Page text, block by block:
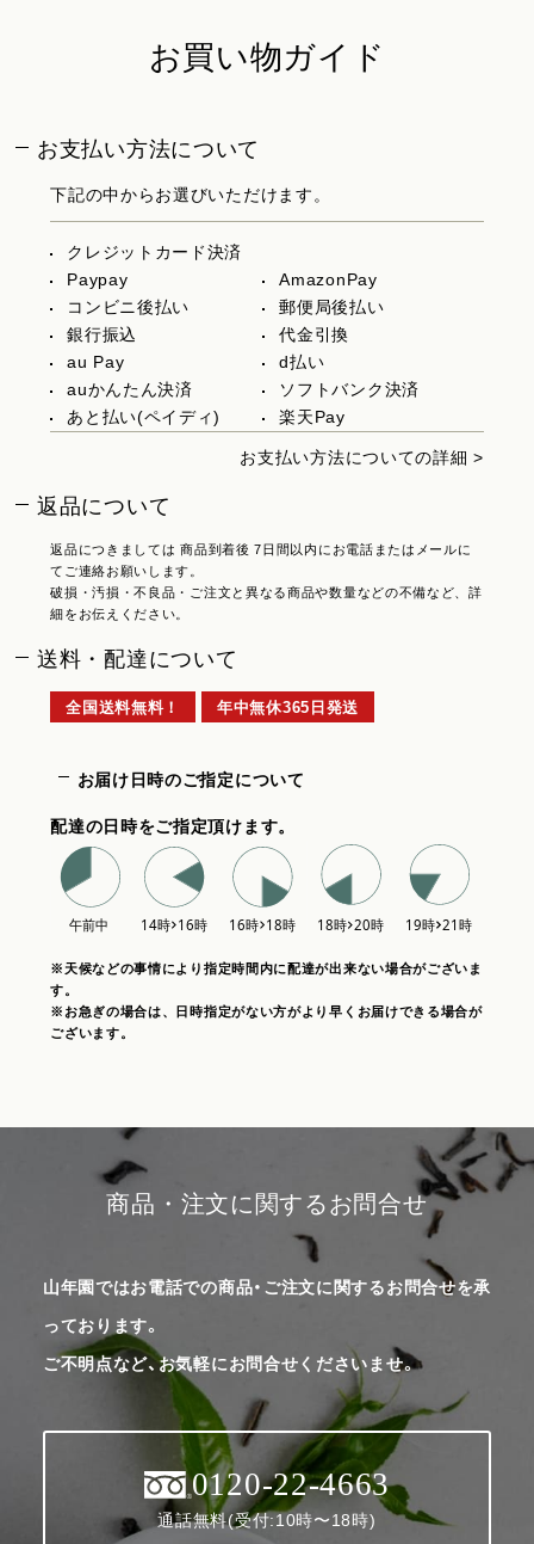
お買い物ガイド
お支払い方法について
下記の中からお選びいただけます。
クレジットカード決済
Paypay
AmazonPay
コンビニ後払い
郵便局後払い
銀行振込
代金引換
au Pay
d払い
auかんたん決済
ソフトバンク決済
あと払い(ペイディ)
楽天Pay
お支払い方法についての詳細 >
返品について
返品につきましては 商品到着後 7日間以内にお電話またはメールに
てご連絡お願いします。
破損・汚損・不良品・ご注文と異なる商品や数量などの不備など、詳
細をお伝えください。
送料・配達について
全国送料無料！ 年中無休365日発送
お届け日時のご指定について
配達の日時をご指定頂けます。
※天候などの事情により指定時間内に配達が出来ない場合がございま
す。
※お急ぎの場合は、日時指定がない方がより早くお届けできる場合が
ございます。
商品・注文に関するお問合せ
山年園ではお電話での商品・ご注文に関するお問合せを承
っております。
ご不明点など、お気軽にお問合せくださいませ。
0120-22-4663
通話無料(受付:10時〜18時)